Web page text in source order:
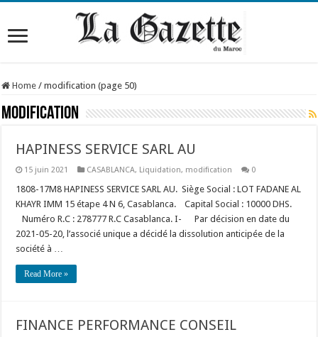
Home / modification (page 50)
modification
HAPINESS SERVICE SARL AU
15 juin 2021 CASABLANCA, Liquidation, modification 0
1808-17M8 HAPINESS SERVICE SARL AU. Siège Social : LOT FADANE AL
KHAYR IMM 15 étape 4 N 6, Casablanca. Capital Social : 10000 DHS.
Numéro R.C : 278777 R.C Casablanca. I- Par décision en date du
2021-05-20, l’associé unique a décidé la dissolution anticipée de la
société à …
Read More »
FINANCE PERFORMANCE CONSEIL